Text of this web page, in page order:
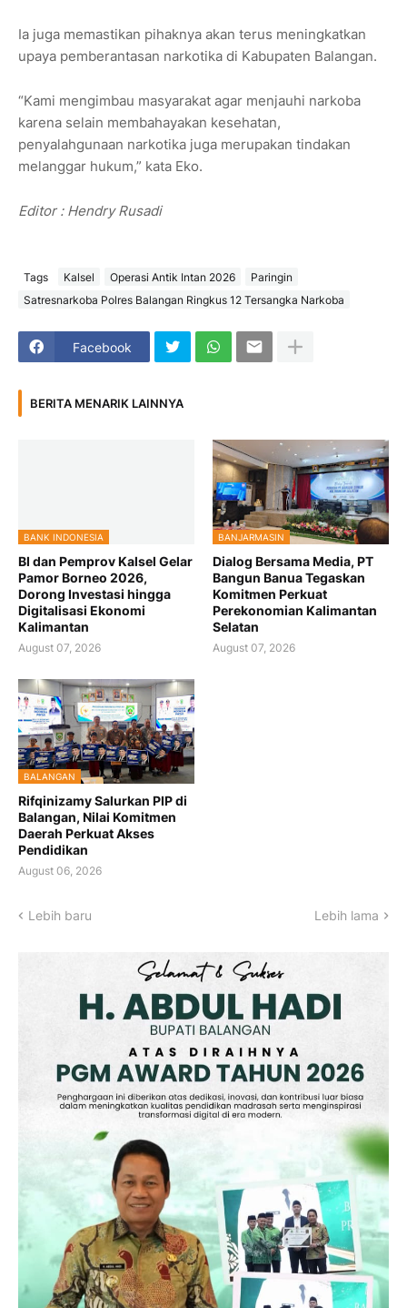
Ia juga memastikan pihaknya akan terus meningkatkan
upaya pemberantasan narkotika di Kabupaten Balangan.
“Kami mengimbau masyarakat agar menjauhi narkoba
karena selain membahayakan kesehatan,
penyalahgunaan narkotika juga merupakan tindakan
melanggar hukum,” kata Eko.
Editor : Hendry Rusadi
Tags Kalsel Operasi Antik Intan 2026
Paringin
Satresnarkoba Polres Balangan Ringkus 12 Tersangka Narkoba
Facebook
BERITA MENARIK LAINNYA
BANK INDONESIA
BI dan Pemprov Kalsel Gelar
Pamor Borneo 2026,
Dorong Investasi hingga
Digitalisasi Ekonomi
Kalimantan
August 07, 2026
BANJARMASIN
Dialog Bersama Media, PT
Bangun Banua Tegaskan
Komitmen Perkuat
Perekonomian Kalimantan
Selatan
August 07, 2026
BALANGAN
Rifqinizamy Salurkan PIP di
Balangan, Nilai Komitmen
Daerah Perkuat Akses
Pendidikan
August 06, 2026
Lebih baru Lebih lama